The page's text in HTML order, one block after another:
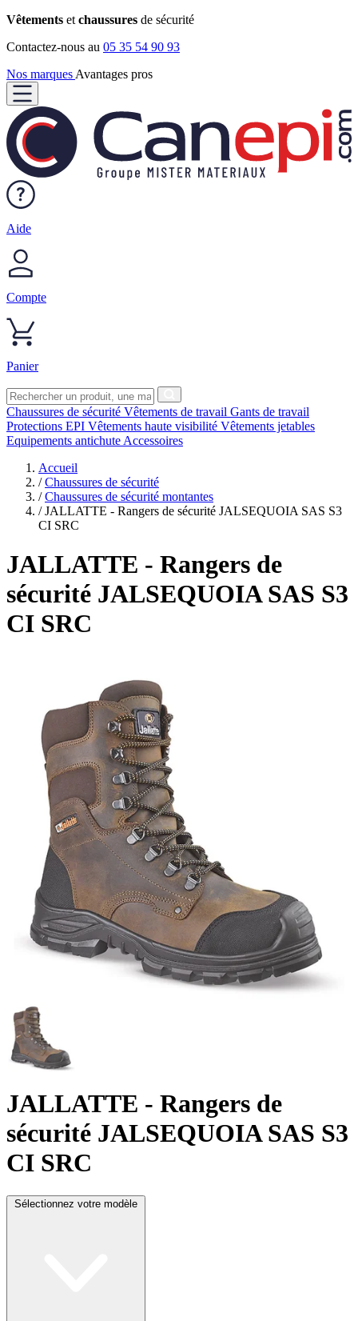
Vêtements et chaussures de sécurité
Contactez-nous au 05 35 54 90 93
Nos marques Avantages pros
Aide
Compte
Panier
Chaussures de sécurité Vêtements de travail Gants de travail
Protections EPI Vêtements haute visibilité Vêtements jetables
Equipements antichute Accessoires
Accueil
/ Chaussures de sécurité
/ Chaussures de sécurité montantes
/ JALLATTE - Rangers de sécurité JALSEQUOIA SAS S3
CI SRC
JALLATTE - Rangers de
sécurité JALSEQUOIA SAS S3
CI SRC
JALLATTE - Rangers de
sécurité JALSEQUOIA SAS S3
CI SRC
Sélectionnez votre modèle